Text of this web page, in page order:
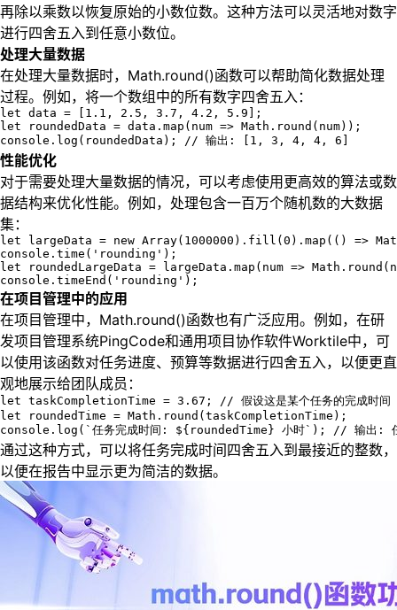
再除以乘数以恢复原始的小数位数。这种方法可以灵活地对数字
进行四舍五入到任意小数位。
处理大量数据
在处理大量数据时，Math.round()函数可以帮助简化数据处理
过程。例如，将一个数组中的所有数字四舍五入：
let data = [1.1, 2.5, 3.7, 4.2, 5.9];
let roundedData = data.map(num => Math.round(num));
console.log(roundedData); // 输出: [1, 3, 4, 4, 6]
性能优化
对于需要处理大量数据的情况，可以考虑使用更高效的算法或数
据结构来优化性能。例如，处理包含一百万个随机数的大数据
集：
let largeData = new Array(1000000).fill(0).map(() =>
console.time('rounding');
let roundedLargeData = largeData.map(num =>
console.timeEnd('rounding');
在项目管理中的应用
在项目管理中，Math.round()函数也有广泛应用。例如，在研
发项目管理系统PingCode和通用项目协作软件Worktile中，可
以使用该函数对任务进度、预算等数据进行四舍五入，以便更直
观地展示给团队成员：
let taskCompletionTime = 3.67; // 假设这是某个任务的完成时间
let roundedTime = Math.round(taskCompletionTime);
console.log(`任务完成时间: ${roundedTime} 小时`); // 输出: 任
通过这种方式，可以将任务完成时间四舍五入到最接近的整数，
以便在报告中显示更为简洁的数据。